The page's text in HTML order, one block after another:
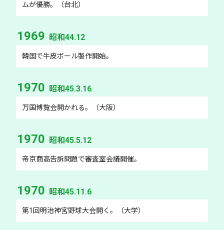
ムが優勝。（台北）
1969 昭和44.12
韓国で牛皮ボール製作開始。
1970 昭和45.3.16
万国博覧会開かれる。（大阪）
1970 昭和45.5.12
帝京商高告訴問題で審査室会議開催。
1970 昭和45.11.6
第1回明治神宮野球大会開く。（大学）